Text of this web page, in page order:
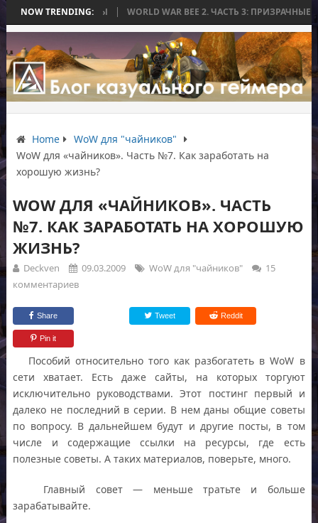
NOW TRENDING:
БЕЗ БИТВЫ WORLD WAR BEE 2. ЧАСТЬ 3: ПРИЗРАЧНЫЕ
Home
WoW для "чайников"
WoW для «чайников». Часть №7. Как заработать на
хорошую жизнь?
WOW ДЛЯ «ЧАЙНИКОВ». ЧАСТЬ
№7. КАК ЗАРАБОТАТЬ НА ХОРОШУЮ
ЖИЗНЬ?
Deckven 09.03.2009 WoW для "чайников"
15
комментариев
Share Tweet Reddit
Pin it
Пособий относительно того как разбогатеть в WoW в
сети хватает. Есть даже сайты, на которых торгуют
исключительно руководствами. Этот постинг первый и
далеко не последний в серии. В нем даны общие советы
по вопросу. В дальнейшем будут и другие посты, в том
числе и содержащие ссылки на ресурсы, где есть
полезные советы. А таких материалов, поверьте, много.
Главный совет — меньше тратьте и больше
зарабатывайте.